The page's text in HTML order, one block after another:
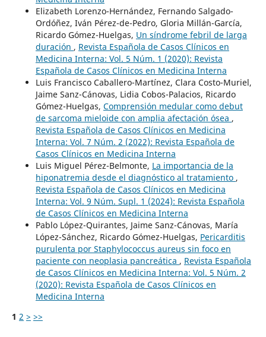
Elizabeth Lorenzo-Hernández, Fernando Salgado-
Ordóñez, Iván Pérez-de-Pedro, Gloria Millán-García,
Ricardo Gómez-Huelgas, Un síndrome febril de larga
duración , Revista Española de Casos Clínicos en
Medicina Interna: Vol. 5 Núm. 1 (2020): Revista
Española de Casos Clínicos en Medicina Interna
Luis Francisco Caballero-Martínez, Clara Costo-Muriel,
Jaime Sanz-Cánovas, Lidia Cobos-Palacios, Ricardo
Gómez-Huelgas, Comprensión medular como debut
de sarcoma mieloide con amplia afectación ósea ,
Revista Española de Casos Clínicos en Medicina
Interna: Vol. 7 Núm. 2 (2022): Revista Española de
Casos Clínicos en Medicina Interna
Luis Miguel Pérez-Belmonte, La importancia de la
hiponatremia desde el diagnóstico al tratamiento ,
Revista Española de Casos Clínicos en Medicina
Interna: Vol. 9 Núm. Supl. 1 (2024): Revista Española
de Casos Clínicos en Medicina Interna
Pablo López-Quirantes, Jaime Sanz-Cánovas, María
López-Sánchez, Ricardo Gómez-Huelgas, Pericarditis
purulenta por Staphylococcus aureus sin foco en
paciente con neoplasia pancreática , Revista Española
de Casos Clínicos en Medicina Interna: Vol. 5 Núm. 2
(2020): Revista Española de Casos Clínicos en
Medicina Interna
1 2 > >>